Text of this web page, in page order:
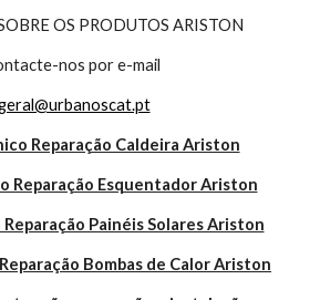
OS PRODUTOS ARISTON
nos por e-mail
Reparação Caldeira Ariston
Reparação Esquentador Ariston
Painéis Solares Ariston
Bombas de Calor Ariston